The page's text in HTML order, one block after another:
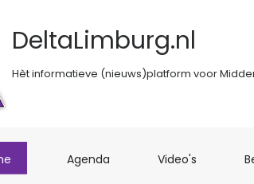
DeltaLimburg.nl
Hèt informatieve (nieuws)platform voor
Agenda (current)Video's (current)